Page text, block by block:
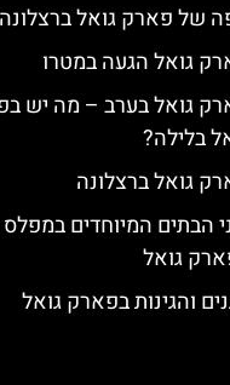
של פארק גואל ברצלונה
גואל הגעה במטרו
גואל בערב – מה יש
בלילה?
גואל ברצלונה
הבתים המיוחדים
גואל
והגינות בפארק גואל